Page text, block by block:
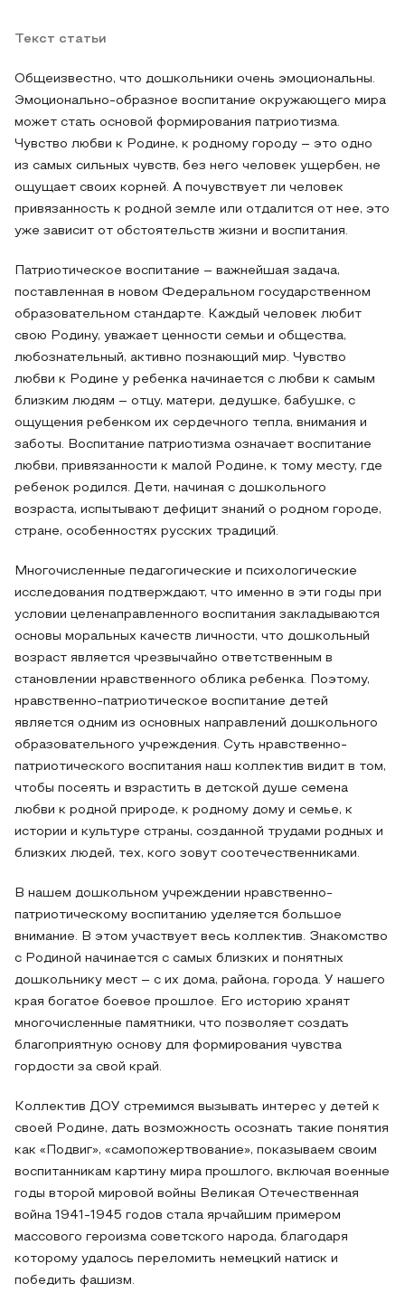
Текст статьи
Общеизвестно, что дошкольники очень эмоциональны.
Эмоционально-образное воспитание окружающего мира
может стать основой формирования патриотизма.
Чувство любви к Родине, к родному городу – это одно
из самых сильных чувств, без него человек ущербен, не
ощущает своих корней. А почувствует ли человек
привязанность к родной земле или отдалится от нее, это
уже зависит от обстоятельств жизни и воспитания.
Патриотическое воспитание – важнейшая задача,
поставленная в новом Федеральном государственном
образовательном стандарте. Каждый человек любит
свою Родину, уважает ценности семьи и общества,
любознательный, активно познающий мир. Чувство
любви к Родине у ребенка начинается с любви к самым
близким людям – отцу, матери, дедушке, бабушке, с
ощущения ребенком их сердечного тепла, внимания и
заботы. Воспитание патриотизма означает воспитание
любви, привязанности к малой Родине, к тому месту, где
ребенок родился. Дети, начиная с дошкольного
возраста, испытывают дефицит знаний о родном городе,
стране, особенностях русских традиций.
Многочисленные педагогические и психологические
исследования подтверждают, что именно в эти годы при
условии целенаправленного воспитания закладываются
основы моральных качеств личности, что дошкольный
возраст является чрезвычайно ответственным в
становлении нравственного облика ребенка. Поэтому,
нравственно-патриотическое воспитание детей
является одним из основных направлений дошкольного
образовательного учреждения. Суть нравственно-
патриотического воспитания наш коллектив видит в том,
чтобы посеять и взрастить в детской душе семена
любви к родной природе, к родному дому и семье, к
истории и культуре страны, созданной трудами родных и
близких людей, тех, кого зовут соотечественниками.
В нашем дошкольном учреждении нравственно-
патриотическому воспитанию уделяется большое
внимание. В этом участвует весь коллектив. Знакомство
с Родиной начинается с самых близких и понятных
дошкольнику мест – с их дома, района, города. У нашего
края богатое боевое прошлое. Его историю хранят
многочисленные памятники, что позволяет создать
благоприятную основу для формирования чувства
гордости за свой край.
Коллектив ДОУ стремимся вызывать интерес у детей к
своей Родине, дать возможность осознать такие понятия
как «Подвиг», «самопожертвование», показываем своим
воспитанникам картину мира прошлого, включая военные
годы второй мировой войны Великая Отечественная
война 1941-1945 годов стала ярчайшим примером
массового героизма советского народа, благодаря
которому удалось переломить немецкий натиск и
победить фашизм.